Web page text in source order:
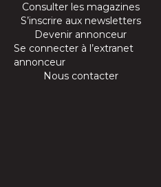
Consulter les magazines
S’inscrire aux newsletters
Devenir annonceur
Se connecter à l’extranet
annonceur
Nous contacter